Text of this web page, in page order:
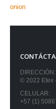
onion
DIRECCIÓN:
© 2022 Etex
CELULAR:
+57 (1)